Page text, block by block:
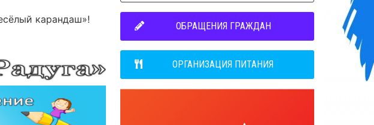
карандаш»!
ОБРАЩЕНИЯ ГРАЖДАН
ОРГАНИЗАЦИЯ ПИТАНИЯ